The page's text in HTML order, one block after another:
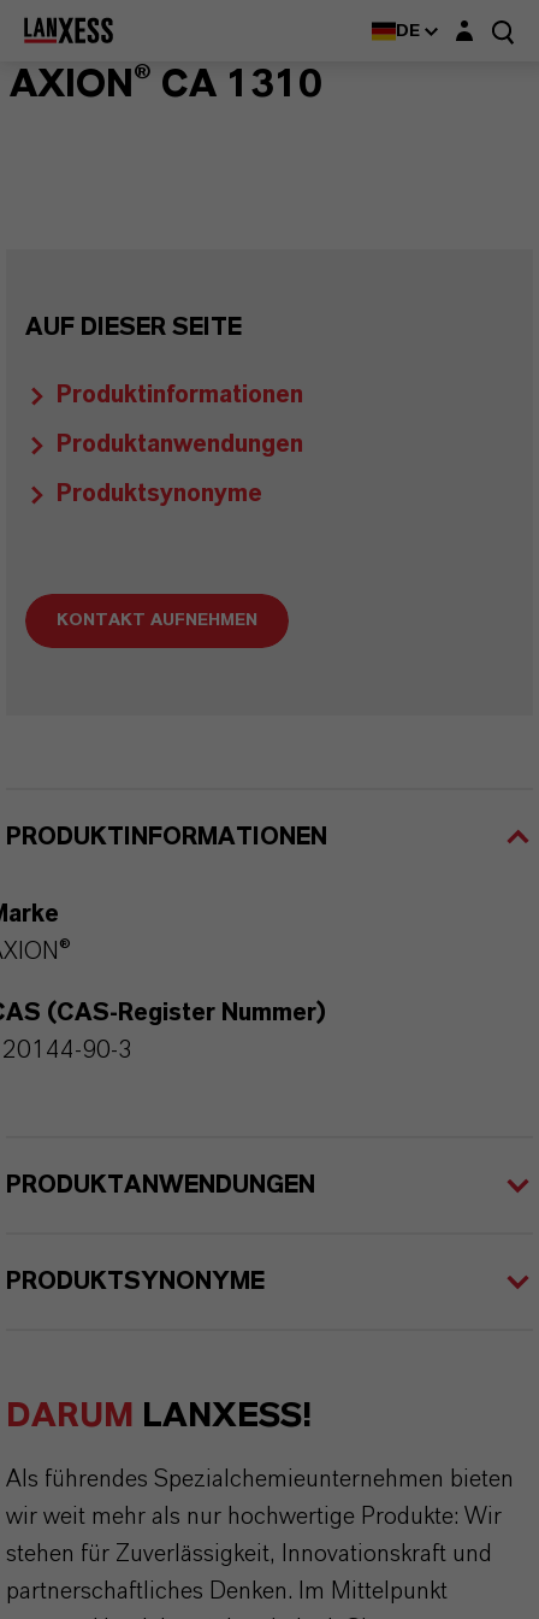
DE Login-Maske
AXION® CA 1310
AUF DIESER SEITE
Produktinformationen
Produktanwendungen
Produktsynonyme
KONTAKT AUFNEHMEN
PRODUKTINFORMATIONEN
(CAS-Register Nummer)
90-3
PRODUKTANWENDUNGEN
PRODUKTSYNONYME
DARUM LANXESS!
Als führendes Spezialchemieunternehmen bieten
wir weit mehr als nur hochwertige Produkte: Wir
stehen für Zuverlässigkeit, Innovationskraft und
partnerschaftliches Denken. Im Mittelpunkt